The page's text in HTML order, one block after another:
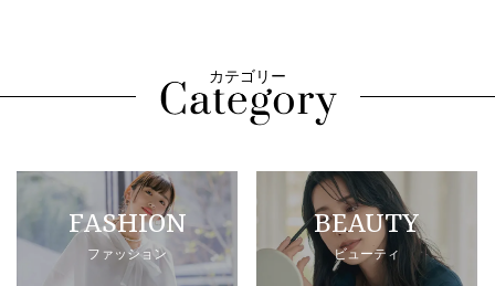
カテゴリー
FASHION
ファッション
BEAUTY
ビューティ